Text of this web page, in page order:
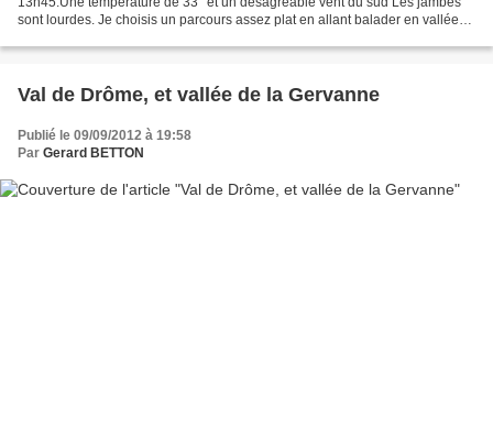
sont lourdes. Je choisis un parcours assez plat en allant balader en vallée
Val de Drôme, et vallée de la Gervanne
Publié le 09/09/2012 à 19:58
Par Gerard BETTON